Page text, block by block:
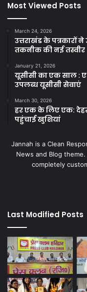
Most Viewed Posts
March 24, 2026
उत्तराखंड के पत्रकारों
तकनीक की नई तस्वीर
January 21, 2026
यूसीसी का एक साल :
उपलब्ध यूसीसी सेवाएं
March 30, 2026
हर एक के लिए एक:
पहुंचाई खुशियां
Jannah is a Clean
News and Blog
completely
Last Modified Posts